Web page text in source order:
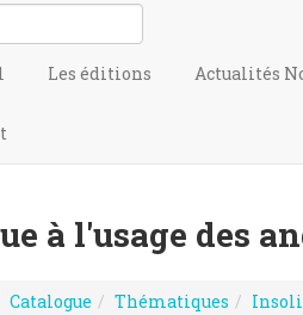
Les éditions Actualités
à l'usage des
Catalogue Thématiques